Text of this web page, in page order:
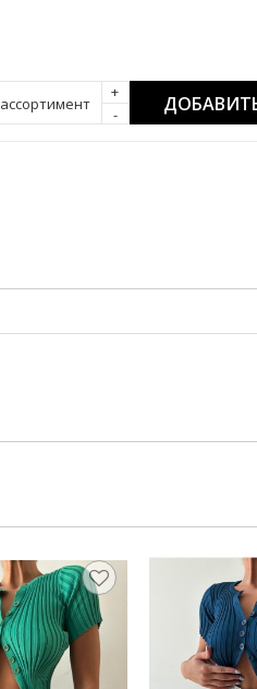
ассортимент
+
-